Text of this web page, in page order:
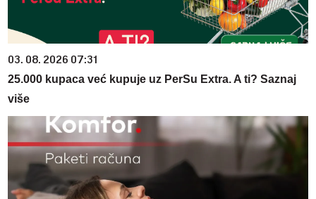
03. 08. 2026 07:31
25.000 kupaca već kupuje uz PerSu Extra. A ti? Saznaj
više